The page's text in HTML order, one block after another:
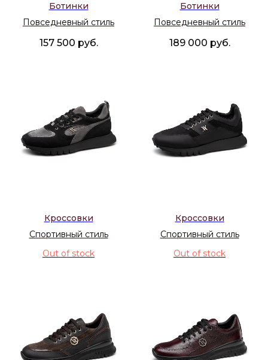
Ботинки
Повседневный стиль
157 500 руб.
Ботинки
Повседневный стиль
189 000 руб.
Кроссовки
Спортивный стиль
Out of stock
Кроссовки
Спортивный стиль
Out of stock